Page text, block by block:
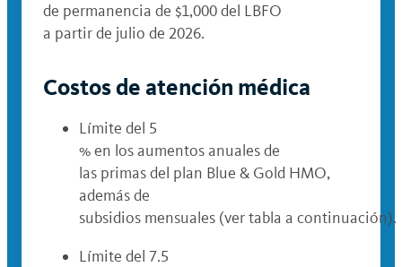
de permanencia de $1,000 del LBFO
a partir de julio de 2026.
Costos de atención médica
Límite del 5
% en los aumentos anuales de
las primas del plan Blue & Gold HMO,
además de
subsidios mensuales (ver tabla a continuación).
Límite del 7.5